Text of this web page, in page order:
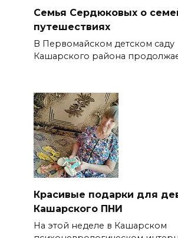
Семья Сердюковых о
путешествиях
В Первомайском детском саду
Кашарского района
Красивые подарки для
Кашарского ПНИ
На этой неделе в Кашарском